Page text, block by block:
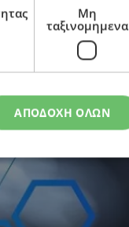
Μη
ταξινομημενα
ΑΠΟΔΟΧΗ ΟΛΩΝ